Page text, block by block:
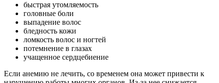
быстрая утомляемость
головные боли
выпадение волос
бледность кожи
ломкость волос и ногтей
потемнение в глазах
учащенное сердцебиение
Если анемию не лечить, со временем она может привести к